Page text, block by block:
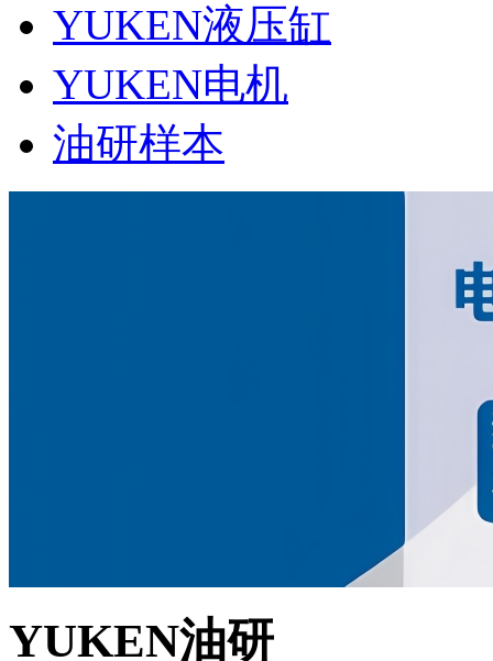
YUKEN液压缸
YUKEN电机
油研样本
YUKEN油研